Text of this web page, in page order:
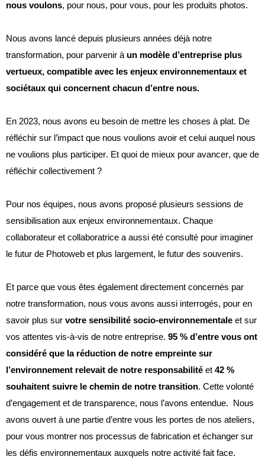
nous voulons, pour nous, pour vous, pour les produits photos.
Nous avons lancé depuis plusieurs années déjà notre
transformation, pour parvenir à un modèle d’entreprise plus
vertueux, compatible avec les enjeux environnementaux et
sociétaux qui concernent chacun d’entre nous.
En 2023, nous avons eu besoin de mettre les choses à plat. De
réfléchir sur l’impact que nous voulions avoir et celui auquel nous
ne voulions plus participer. Et quoi de mieux pour avancer, que de
réfléchir collectivement ?
Pour nos équipes, nous avons proposé plusieurs sessions de
sensibilisation aux enjeux environnementaux. Chaque
collaborateur et collaboratrice a aussi été consulté pour imaginer
le futur de Photoweb et plus largement, le futur des souvenirs.
Et parce que vous êtes également directement concernés par
notre transformation, nous vous avons aussi interrogés, pour en
savoir plus sur votre sensibilité socio-environnementale et sur
vos attentes vis-à-vis de notre entreprise. 95 % d’entre vous ont
considéré que la réduction de notre empreinte sur
l’environnement relevait de notre responsabilité et 42 %
souhaitent suivre le chemin de notre transition. Cette volonté
d’engagement et de transparence, nous l’avons entendue. Nous
avons ouvert à une partie d’entre vous les portes de nos ateliers,
pour vous montrer nos processus de fabrication et échanger sur
les défis environnementaux auxquels notre activité fait face.